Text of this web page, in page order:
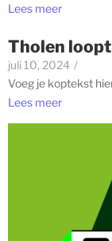
Lees meer
Tholen
juli 10, 2024 /
Voeg je koptekst
Lees meer